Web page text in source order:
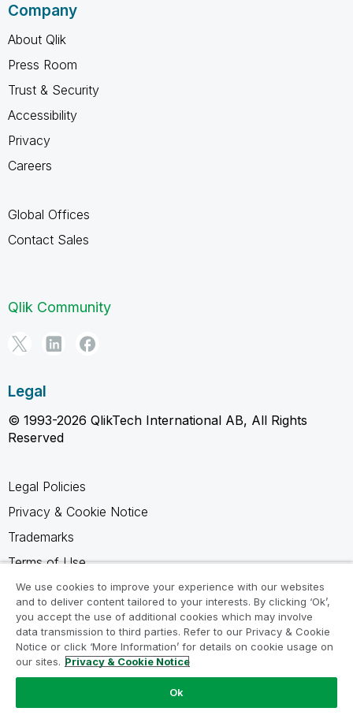
Company
About Qlik
Press Room
Trust & Security
Accessibility
Privacy
Careers
Global Offices
Contact Sales
Qlik Community
Legal
© 1993-2026 QlikTech International AB, All Rights
Reserved
Legal Policies
Privacy & Cookie Notice
Trademarks
Terms of Use
Legal Agreements
Product Terms
Do not share my info
We use cookies to improve your experience with our websites
and to deliver content tailored to your interests. By clicking ‘Ok’,
you accept the use of additional cookies which may involve
data transmission to third parties. Refer to our Privacy & Cookie
Notice or click ‘More Information’ for details on cookie usage on
our sites. Privacy & Cookie Notice
Ok